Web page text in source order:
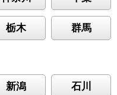
栃木 群馬
新潟 石川